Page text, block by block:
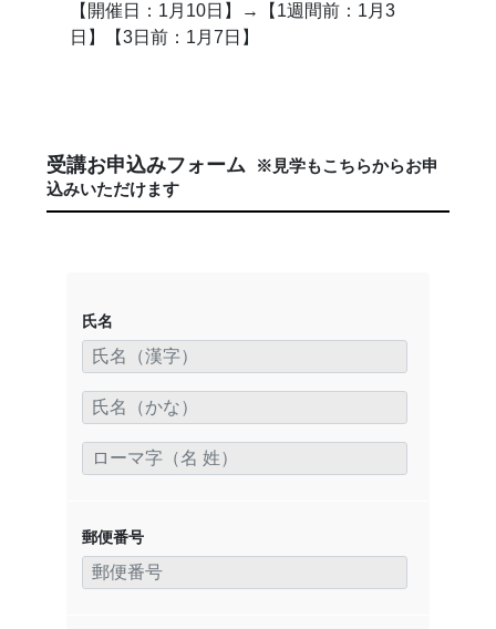
【開催日：1月10日】→【1週間前：1月3
日】【3日前：1月7日】
受講お申込みフォーム
※見学もこちらからお申
込みいただけます
氏名
郵便番号